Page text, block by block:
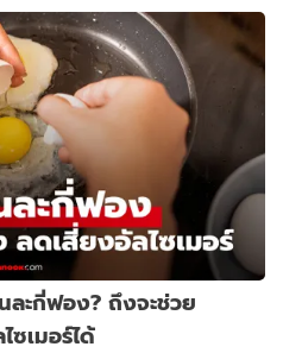
ละกี่ฟอง? ถึงจะช่วย
เมอร์ได้